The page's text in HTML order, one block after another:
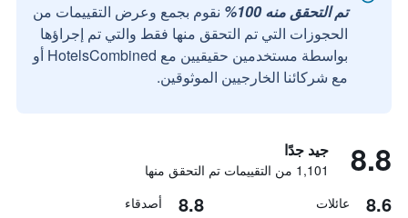
تم التحقق منه 100%
نقوم بجمع وعرض التقييمات من
الحجوزات التي تم التحقق منها فقط والتي تم إجراؤها
بواسطة مستخدمين حقيقيين مع HotelsCombined أو
مع شركائنا الخارجيين الموثوقين.
8.8 جيد جدًا
1,101 من التقييمات تم التحقق منها
8.6 عائلات 8.8 أصدقاء